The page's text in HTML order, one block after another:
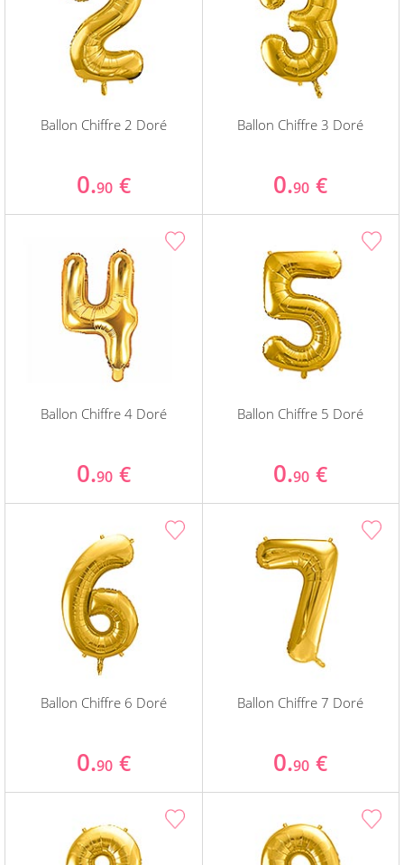
Ballon Chiffre 2 Doré
0.90 €
Ballon Chiffre 3 Doré
0.90 €
Ballon Chiffre 4 Doré
0.90 €
Ballon Chiffre 5 Doré
0.90 €
Ballon Chiffre 6 Doré
0.90 €
Ballon Chiffre 7 Doré
0.90 €